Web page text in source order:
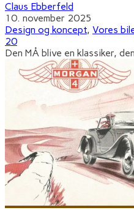
Claus Ebberfeld
10. november 2025
Design og koncept, Vores
20
Den MÅ blive en klassiker,